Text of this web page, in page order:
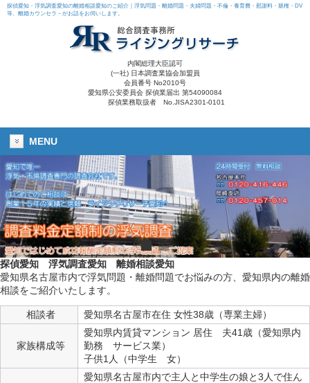
探偵愛知・浮気調査愛知の離婚相談愛知のご紹介｜浮気問題・離婚問題・夫婦問題・不倫・養育費・慰謝料・親権・DV
等、離婚カウンセラ－がお話をお伺いします。
内閣総理大臣認可
(一社) 日本調査業協会加盟員
会員番号 No2010号
愛知県公安委員会 探偵業届出 第54090084
探偵業務取扱者 No.JISA2301-0101
MENU
探偵愛知 浮気調査愛知
離婚相談愛知
愛知県名古屋市内で浮気問題・離婚問題でお悩みの方、愛知県内の離婚
相談をご紹介いたします。
相談者 愛知県名古屋市在住 女性38歳（専業主婦）
家族構成等
愛知県内賃貸マンション 居住 夫41歳（愛知県内
勤務 サービス業）
子供1人（中学生 女）
愛知県名古屋市内で主人と中学生の娘と3人で住ん